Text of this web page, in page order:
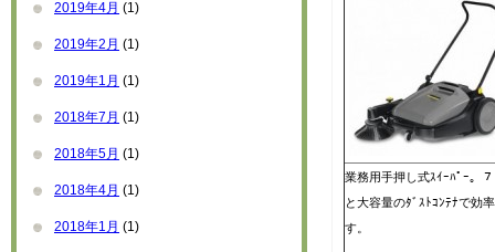
2019年4月 (1)
2019年2月 (1)
2019年1月 (1)
2018年7月 (1)
2018年5月 (1)
2018年4月 (1)
2018年1月 (1)
業務用手押し式ｽｲｰﾊﾟｰ。
と大容量のﾀﾞｽﾄｺﾝﾃﾅで効
す。